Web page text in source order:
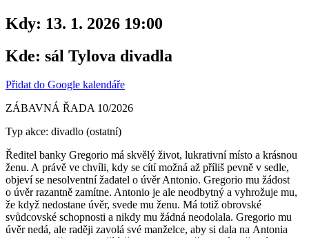
Kdy: 13. 1. 2026 19:00
Kde: sál Tylova divadla
Přidat do Google kalendáře
ZÁBAVNÁ ŘADA 10/2026
Typ akce: divadlo (ostatní)
Ředitel banky Gregorio má skvělý život, lukrativní místo a krásnou
ženu. A právě ve chvíli, kdy se cítí možná až příliš pevně v sedle,
objeví se nesolventní žadatel o úvěr Antonio. Gregorio mu žádost
o úvěr razantně zamítne. Antonio je ale neodbytný a vyhrožuje mu,
že když nedostane úvěr, svede mu ženu. Má totiž obrovské
svůdcovské schopnosti a nikdy mu žádná neodolala. Gregorio mu
úvěr nedá, ale raději zavolá své manželce, aby si dala na Antonia